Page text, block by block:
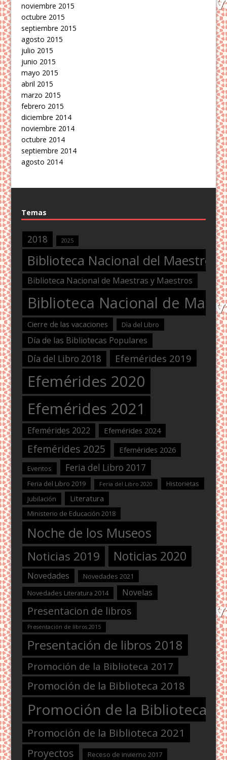
noviembre 2015
octubre 2015
septiembre 2015
agosto 2015
julio 2015
junio 2015
mayo 2015
abril 2015
marzo 2015
febrero 2015
diciembre 2014
noviembre 2014
octubre 2014
septiembre 2014
agosto 2014
Temas
2018 2025
Biblioteca Nacional del Maestro
Biblioteca Nacional de Maestras y Maestros
Biblioteca Nacional de
Cierre de las vacaciones Dìa del Libro
Día de las Bibliotecas Populares
Día del Libro 2018 Efemérides 2019
Efemérides 2020
Efemérides 2021
Efemérides 2022 Efemérides 2024
Efemérides 2025 Efemérides 2026
Eventos Feria del Libro 2017
Feria del Libro 2019 Feria del Libro 2020
Historietas
Jubilación
Literatura
Ministerio de Educación 2018
Noche de los Museos
Noticias 2019 Noticias 2020
Novedades
Novedades 2021
Novedades Literatura 2014
Novelas
Presentacion de libros
Presentación de libros 2015
Presentación de libros 2018
Promoción de la Biblioteca 2017
Promoción de la Biblioteca 2018
Promoción de la Biblioteca
Promoción de la Biblioteca 2021
Proyectos Receso de invierno 2017